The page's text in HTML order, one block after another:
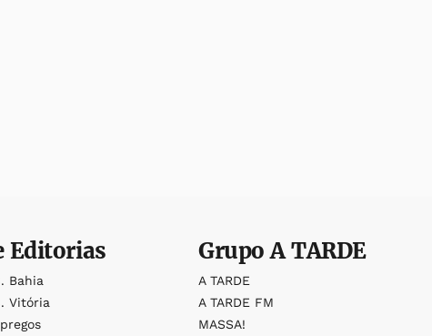
Editorias
Bahia
Vitória
GrupoA TARDE
A TARDE
A TARDE FM
MASSA!